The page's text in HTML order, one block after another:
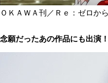
ＯＫＡＷＡ刊／Ｒｅ：ゼロか
念願だったあの作品にも出演！